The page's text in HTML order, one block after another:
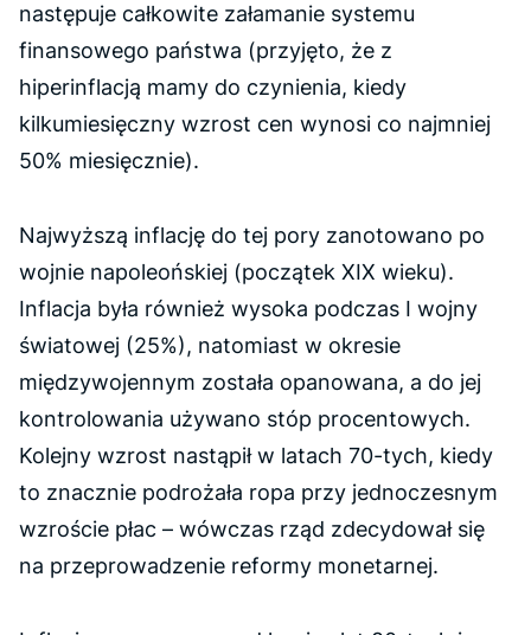
następuje całkowite załamanie systemu
finansowego państwa (przyjęto, że z
hiperinflacją mamy do czynienia, kiedy
kilkumiesięczny wzrost cen wynosi co najmniej
50% miesięcznie).
Najwyższą inflację do tej pory zanotowano po
wojnie napoleońskiej (początek XIX wieku).
Inflacja była również wysoka podczas I wojny
światowej (25%), natomiast w okresie
międzywojennym została opanowana, a do jej
kontrolowania używano stóp procentowych.
Kolejny wzrost nastąpił w latach 70-tych, kiedy
to znacznie podrożała ropa przy jednoczesnym
wzroście płac – wówczas rząd zdecydował się
na przeprowadzenie reformy monetarnej.